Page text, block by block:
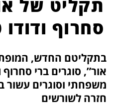
brightness_high ניגודיות בהירה
brightness_low ניגודיות כהה
הוסף קו תחתון לקישורים
font_download סמן קישורים
לאפס
את
cached
תקליט של
סחרוף
בתקליטם החדש,
אור”, סוגרים ברי
משפחתי וסוגרים עשור
חזרה לשורשים